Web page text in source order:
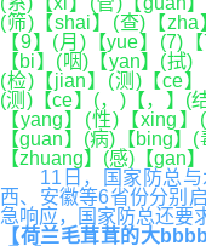
(筛)【shai】(查)【
【9】(月)【yue】(7)
【bi】(咽)【yan】(拭)
(检)【jian】(测)【ce
(测)【ce】(，)【，】(
【yang】(性)【xing
【guan】(病)【bing
【zhuang】(感)【gan
11日，国家防总与
西、安徽等6省份分别
急响应，国家防总还要
【荷兰毛茸茸的大